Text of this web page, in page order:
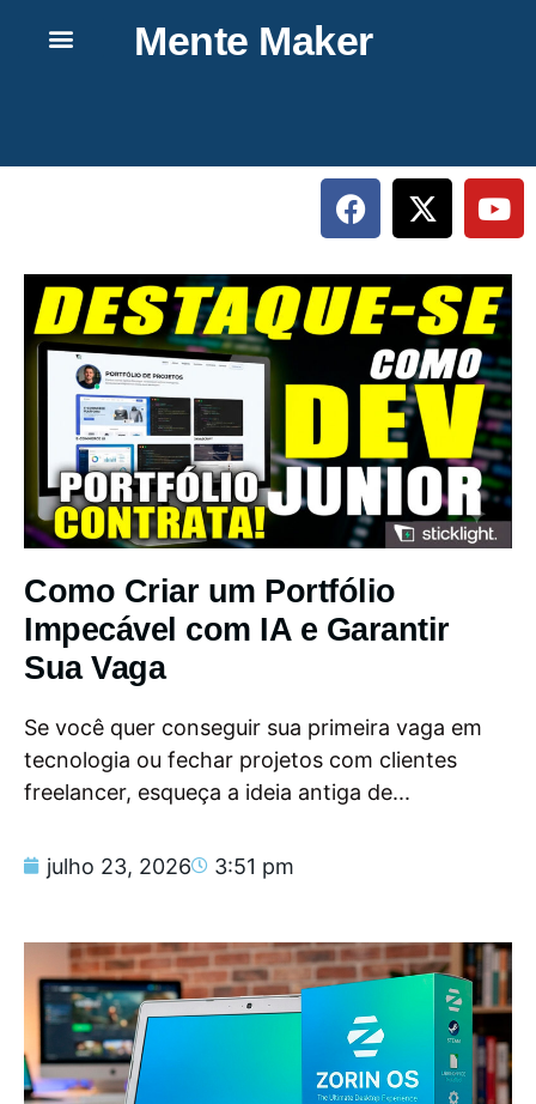
Mente Maker
Como Criar um Portfólio
Impecável com IA e Garantir
Sua Vaga
Se você quer conseguir sua primeira vaga em
tecnologia ou fechar projetos com clientes
freelancer, esqueça a ideia antiga de...
julho 23, 2026 3:51 pm